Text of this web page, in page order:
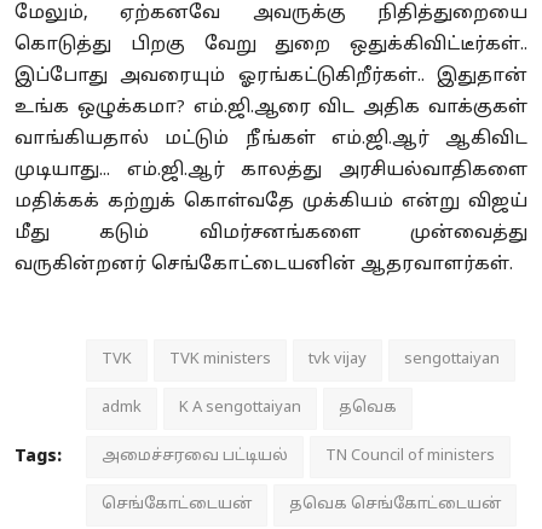
மேலும், ஏற்கனவே அவருக்கு நிதித்துறையை
கொடுத்து பிறகு வேறு துறை ஒதுக்கிவிட்டீர்கள்..
இப்போது அவரையும் ஓரங்கட்டுகிறீர்கள்.. இதுதான்
உங்க ஒழுக்கமா? எம்.ஜி.ஆரை விட அதிக வாக்குகள்
வாங்கியதால் மட்டும் நீங்கள் எம்.ஜி.ஆர் ஆகிவிட
முடியாது... எம்.ஜி.ஆர் காலத்து அரசியல்வாதிகளை
மதிக்கக் கற்றுக் கொள்வதே முக்கியம் என்று விஜய்
மீது கடும் விமர்சனங்களை முன்வைத்து
வருகின்றனர் செங்கோட்டையனின் ஆதரவாளர்கள்.
Tags:
TVK TVK ministers tvk vijay sengottaiyan
admk K A sengottaiyan தவெக
அமைச்சரவை பட்டியல் TN Council of ministers
செங்கோட்டையன் தவெக செங்கோட்டையன்